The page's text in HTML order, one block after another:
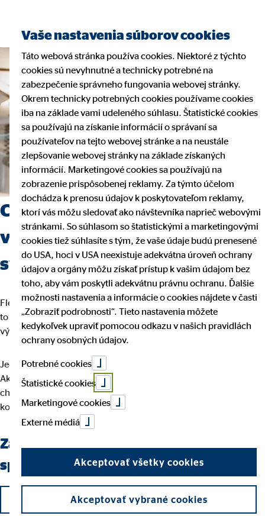
Chcete sa v pracovnej oblasti
vydať na novú cestu? Začnite
svoju kariéru u nás!
Flexibilita, sebarealizácia a plnenie úlohy so zmyslom a cieľom –
to je to, čo robí prácu finančného sprostredkovateľa OVB
výnimočnou.
Jedine vaše nasadenie rozhoduje o tom, kam to u nás dotiahnete.
Ak už nemáte chuť na monotónny pracovný deň a namiesto toho
chcete byť samostatný a zároveň chcete pracovať s
kompetentnými a milými kolegami, ste u nás správne.
Začnite aj vy ako finančný
sprostredkovateľ OVB!
Podať žiadosť
Vaše nastavenia súborov cookies
Táto webová stránka používa cookies. Niektoré z týchto
cookies sú nevyhnutné a technicky potrebné na
zabezpečenie správneho fungovania webovej stránky.
Okrem technicky potrebných cookies používame cookies
iba na základe vami udeleného súhlasu. Štatistické cookies
sa používajú na získanie informácií o správaní sa
používateľov na tejto webovej stránke a na neustále
zlepšovanie webovej stránky na základe získaných
informácií. Marketingové cookies sa používajú na
zobrazenie prispôsobenej reklamy. Za týmto účelom
dochádza k prenosu údajov k poskytovateľom reklamy,
ktorí vás môžu sledovať ako návštevníka naprieč webovými
stránkami. So súhlasom so štatistickými a marketingovými
cookies tiež súhlasíte s tým, že vaše údaje budú prenesené
do USA, hoci v USA neexistuje adekvátna úroveň ochrany
údajov a orgány môžu získať prístup k vašim údajom bez
toho, aby vám poskytli adekvátnu právnu ochranu. Ďalšie
možnosti nastavenia a informácie o cookies nájdete v časti
„Zobraziť podrobnosti“. Tieto nastavenia môžete
kedykoľvek upraviť pomocou odkazu v našich pravidlách
ochrany osobných údajov.
Potrebné cookies
Štatistické cookies
Marketingové cookies
Externé médiá
Akceptovať všetky cookies
Akceptovať vybrané cookies